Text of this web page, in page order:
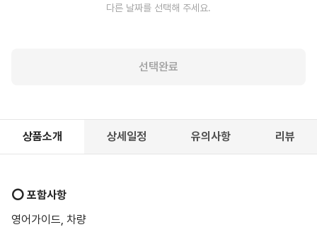
다른 날짜를 선택해 주세요.
선택완료
상품소개 상세일정 유의사항 리뷰
⭕️ 포함사항
영어가이드, 차량